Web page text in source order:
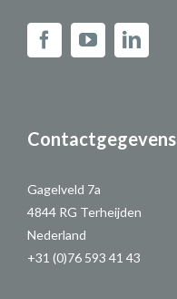
Contactgegevens
Gagelveld 7a
4844 RG Terheijden
Nederland
+31 (0)76 593 41 43